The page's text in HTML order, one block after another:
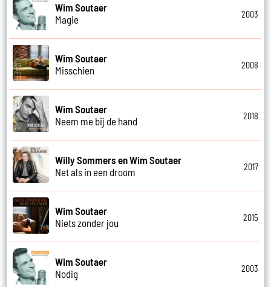
Wim Soutaer
Magie
2003
Wim Soutaer
Misschien
2008
Wim Soutaer
Neem me bij de hand
2018
Willy Sommers en Wim Soutaer
Net als in een droom
2017
Wim Soutaer
Niets zonder jou
2015
Wim Soutaer
Nodig
2003